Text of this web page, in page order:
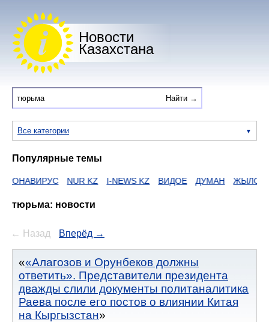
Новости
Казахстана
Все категории
Популярные темы
NUR KZ I-NEWS KZ ВИДОЕ ДУМАН ЖЫЛОЙ
тюрьма: новости
← Назад Вперёд →
«Алагозов и Орунбеков должны
ответить». Представители президента
дважды слили документы политаналитика
Раева после его постов о влиянии Китая
на Кыргызстан